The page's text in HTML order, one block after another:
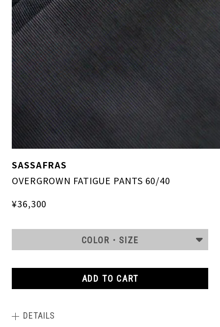
SASSAFRAS
OVERGROWN FATIGUE PANTS 60/40
¥36,300
COLOR・SIZE
ADD TO CART
DETAILS